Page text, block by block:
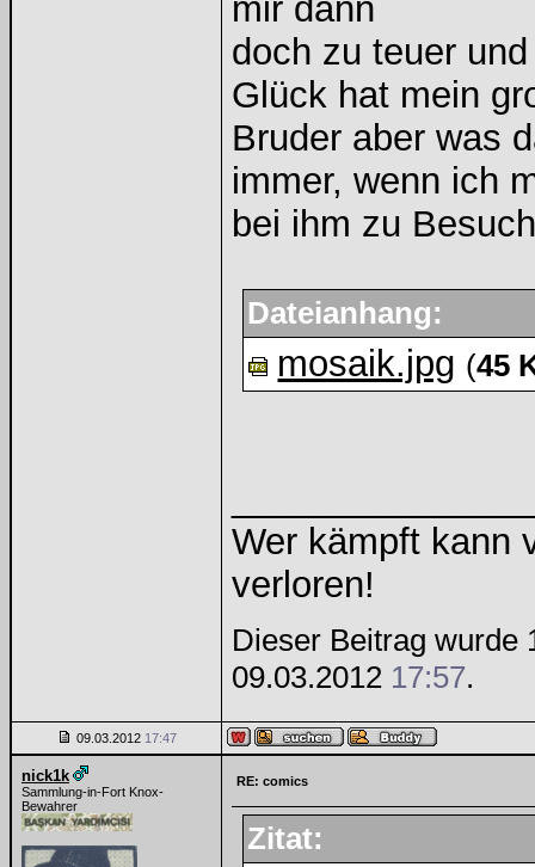
mir dann
doch zu teuer
Glück hat mein
Bruder aber was
immer, wenn ich
bei ihm zu
Dateianhang:
mosaik.jpg (45
Wer kämpft kann
verloren!
Dieser Beitrag wurde
09.03.2012 17:57.
09.03.2012 17:47
nick1k
Sammlung-in-Fort Knox-
Bewahrer
RE: comics
Zitat: